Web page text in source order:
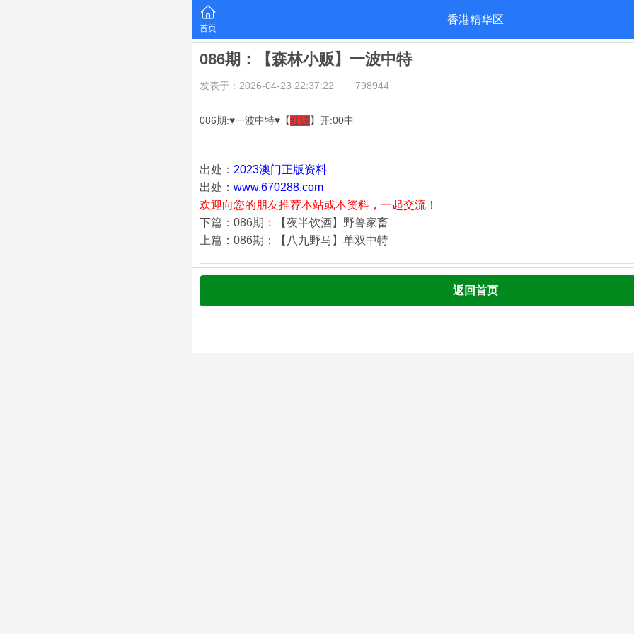
首页
香港精华区
086期：【森林小贩】一波中特
发表于：2026-04-23 22:37:22 798944
086期:♥一波中特♥【红波】开:00中
出处： 2023澳门正版资料
出处： www.670288.com
欢迎向您的朋友推荐本站或本资料，一起交流！
下篇：086期：【夜半饮酒】野兽家畜
上篇：086期：【八九野马】单双中特
返回首页